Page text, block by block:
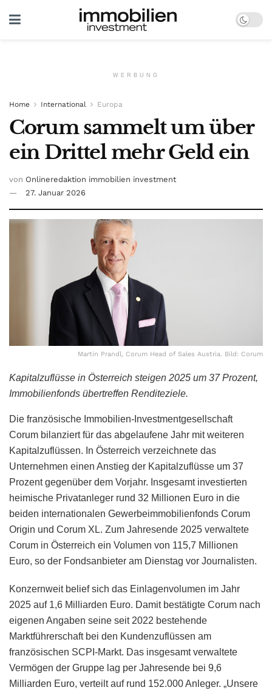
WERBUNG
Home International Europa
Corum sammelt um über
ein Drittel mehr Geld ein
von Onlineredaktion immobilien investment
27. Januar 2026
Martin Prandl, Corum Head of Sales Austria. Bild: Corum
Kapitalzuflüsse in Österreich steigen 2025 um 37 Prozent,
Immobilienfonds übertreffen Renditeziele.
Die französische Immobilien-Investmentgesellschaft
Corum bilanziert für das abgelaufene Jahr mit weiteren
Kapitalzuflüssen. In Österreich verzeichnete das
Unternehmen einen Anstieg der Kapitalzuflüsse um 37
Prozent gegenüber dem Vorjahr. Insgesamt investierten
heimische Privatanleger rund 32 Millionen Euro in die
beiden internationalen Gewerbeimmobilienfonds Corum
Origin und Corum XL. Zum Jahresende 2025 verwaltete
Corum in Österreich ein Volumen von 115,7 Millionen
Euro, so der Fondsanbieter am Dienstag vor Journalisten.
Konzernweit belief sich das Einlagenvolumen im Jahr
2025 auf 1,6 Milliarden Euro. Damit bestätigte Corum nach
eigenen Angaben seine seit 2022 bestehende
Marktführerschaft bei den Kundenzuflüssen am
französischen SCPI-Markt. Das insgesamt verwaltete
Vermögen der Gruppe lag per Jahresende bei 9,6
Milliarden Euro, verteilt auf rund 152.000 Anleger. „Unsere